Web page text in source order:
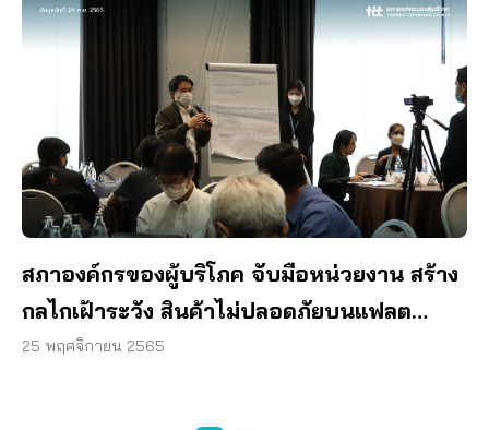
สภาองค์กรของผู้บริโภค จับมือหน่วยงาน สร้าง
กลไกเฝ้าระวัง สินค้าไม่ปลอดภัยบนแฟลต
ฟอร์มออนไลน์
25 พฤศจิกายน 2565